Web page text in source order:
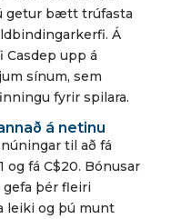
getur bætt trúfasta
Á
Casdep upp á
sínum, sem
fyrir spilara.
á netinu
til að fá
og fá C$20. Bónusar
þér fleiri
leiki og þú munt